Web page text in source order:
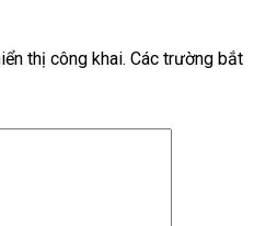
thị công khai. Các trường bắt